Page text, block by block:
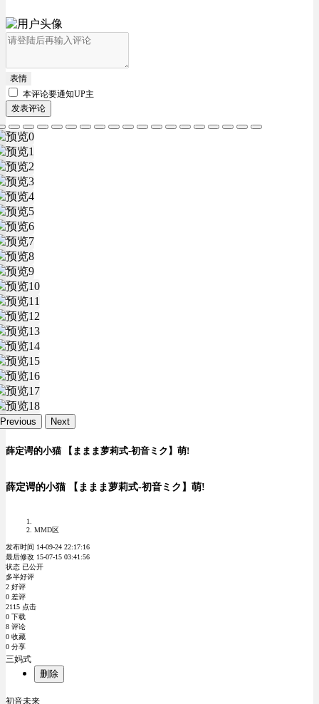
表情
本评论要通知UP主
发表评论
Previous Next
薛定谔的小猫 【ままま萝莉式-初音ミク】萌!
薛定谔的小猫 【ままま萝莉式-初音ミク】萌!
MMD区
发布时间 14-09-24 22:17:16
最后修改 15-07-15 03:41:56
状态 已公开
多半好评
2 好评
0 差评
2115 点击
0 下载
8 评论
0 收藏
0 分享
三妈式
删除
初音未来